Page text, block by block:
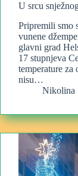
U srcu
Pripremili smo
vunene
glavni grad
17 stupnjeva
temperature za
nisu…
Nikolina